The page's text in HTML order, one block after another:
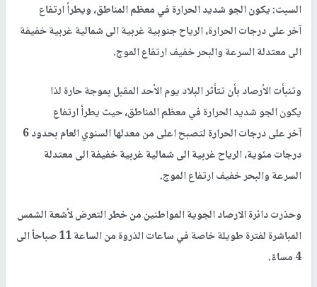
السبت: يكون الجوشديدالحرارة فيمعظمالمناطق، ويطرأ ارتفاع
آخرعلىدرجات الحرارة،الرياح جنوبيةغربية الىشمالية غربية خفيفة
الى معتدلة السرعة والبحر خفيف ارتفاع الموج.
وتنبأت الأرصاد بأنتتأثر البلاد يوم الأحد المقبل بموجة حارة لذا
يكونالجوشديدالحرارة فيمعظمالمناطق، حيث يطرأ ارتفاع
آخرعلى
درجات الحرارة لتصبح اعلى من معدلها السنوي العام بحدود 6
درجات مئوية، الرياحغربية الىشمالية غربية خفيفة الى معتدلة
السرعة والبحر خفيف ارتفاع الموج.
وحذرت دائرة الارصاد الجوية المواطنين من خطر التعرض لأشعة الشمس
المباشرة لفترة طويلة خاصة في ساعات الذروة من الساعة 11 صباحاً الى
4 مساءً.